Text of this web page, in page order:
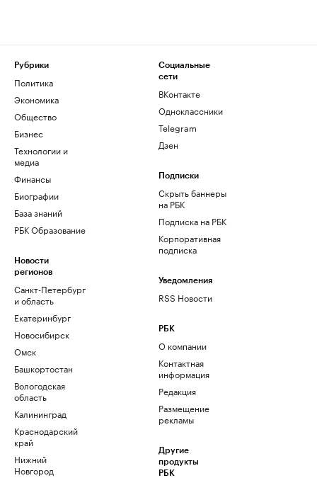
Рубрики
Политика
Экономика
Общество
Бизнес
Технологии и
медиа
Финансы
Биографии
База знаний
РБК Образование
Новости
регионов
Санкт-Петербург
и область
Екатеринбург
Новосибирск
Омск
Башкортостан
Вологодская
область
Калининград
Краснодарский
край
Нижний
Новгород
Социальные
сети
ВКонтакте
Одноклассники
Telegram
Дзен
Подписки
Скрыть баннеры
на РБК
Подписка на РБК
Корпоративная
подписка
Уведомления
RSS Новости
РБК
О компании
Контактная
информация
Редакция
Размещение
рекламы
Другие
продукты
РБК